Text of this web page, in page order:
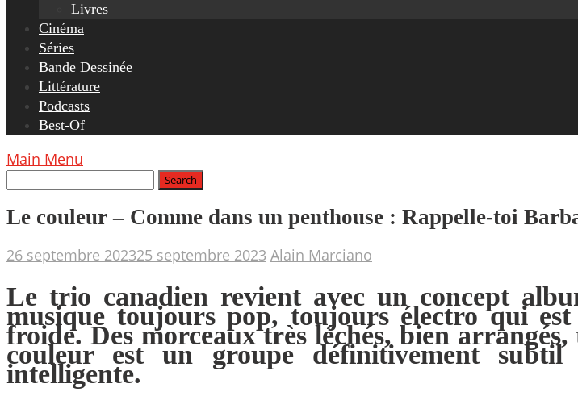
Livres
Cinéma
Séries
Bande Dessinée
Littérature
Podcasts
Best-Of
Main Menu
Le couleur – Comme dans un penthouse : Rappelle-toi
26 septembre 202325 septembre 2023 Alain Marciano
Le trio canadien revient avec un concept
musique toujours pop, toujours électro qui
froide. Des morceaux très léchés, bien
couleurest un groupe définitivement subtil
intelligente.